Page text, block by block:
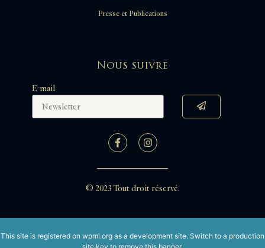
Presse et Publications
Nous suivre
E-mail
© 2023 Tout droit réservé.
This site is registered on wpml.org as a development site. Switch to a production